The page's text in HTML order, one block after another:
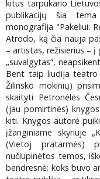
kitus tarpukario
publikacijų šia
monografija "Pakeliui:
Atrodo, ką čia nauja
– artistas, režisierius –
„suvalgytas“,
Bent taip liudija teatro
Žilinsko mokinių)
skaityti Petronėlės
(jau pomirtinės)
kiti. Knygos autorė
įžanginiame skyriuje
(Vietoj pratarmės)
nučiupinėtos temos,
bendresnė: koks buvo